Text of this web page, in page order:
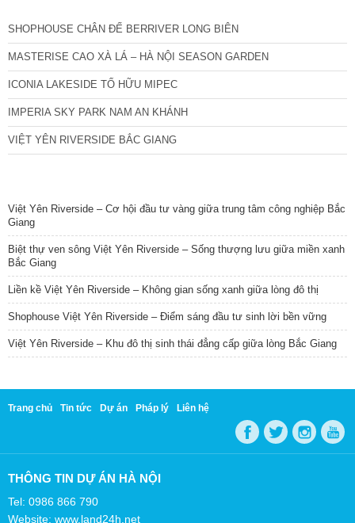
SHOPHOUSE CHÂN ĐẾ BERRIVER LONG BIÊN
MASTERISE CAO XÀ LÁ – HÀ NỘI SEASON GARDEN
ICONIA LAKESIDE TỐ HỮU MIPEC
IMPERIA SKY PARK NAM AN KHÁNH
VIỆT YÊN RIVERSIDE BẮC GIANG
Việt Yên Riverside – Cơ hội đầu tư vàng giữa trung tâm công nghiệp Bắc
Giang
Biệt thự ven sông Việt Yên Riverside – Sống thượng lưu giữa miền xanh
Bắc Giang
Liền kề Việt Yên Riverside – Không gian sống xanh giữa lòng đô thị
Shophouse Việt Yên Riverside – Điểm sáng đầu tư sinh lời bền vững
Việt Yên Riverside – Khu đô thị sinh thái đẳng cấp giữa lòng Bắc Giang
Trang chủ Tin tức Dự án Pháp lý Liên hệ
THÔNG TIN DỰ ÁN HÀ NỘI
Tel: 0986 866 790
Website: www.land24h.net